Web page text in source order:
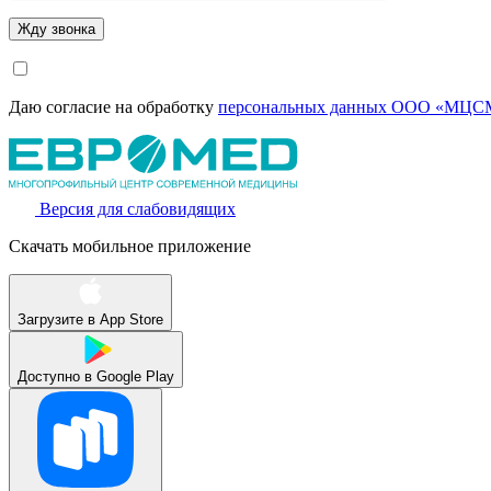
Даю согласие на обработку персональных данных ООО
Версия для слабовидящих
Скачать мобильное приложение
Загрузите в App Store
Доступно в Google Play